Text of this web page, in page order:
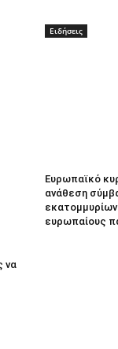
να
Ειδήσεις
Ευρωπαϊκό
ανάθεση
ευρωπαίους